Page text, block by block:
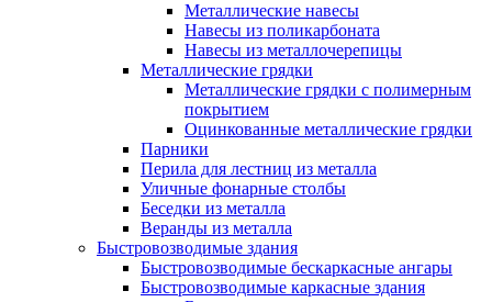
Металлические навесы
Навесы из поликарбоната
Навесы из металлочерепицы
Металлические грядки
Металлические грядки с полимерным
покрытием
Оцинкованные металлические грядки
Парники
Перила для лестниц из металла
Уличные фонарные столбы
Беседки из металла
Веранды из металла
Быстровозводимые здания
Быстровозводимые бескаркасные ангары
Быстровозводимые каркасные здания